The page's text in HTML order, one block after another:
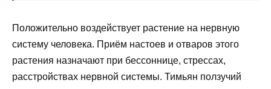
Положительно воздействует растение на нервную
систему человека. Приём настоев и отваров этого
растения назначают при бессоннице, стрессах,
расстройствах нервной системы. Тимьян ползучий